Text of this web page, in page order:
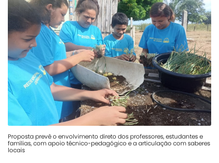
Proposta prevê o envolvimento direto dos professores, estudantes e
famílias, com apoio técnico-pedagógico e a articulação com saberes
locais